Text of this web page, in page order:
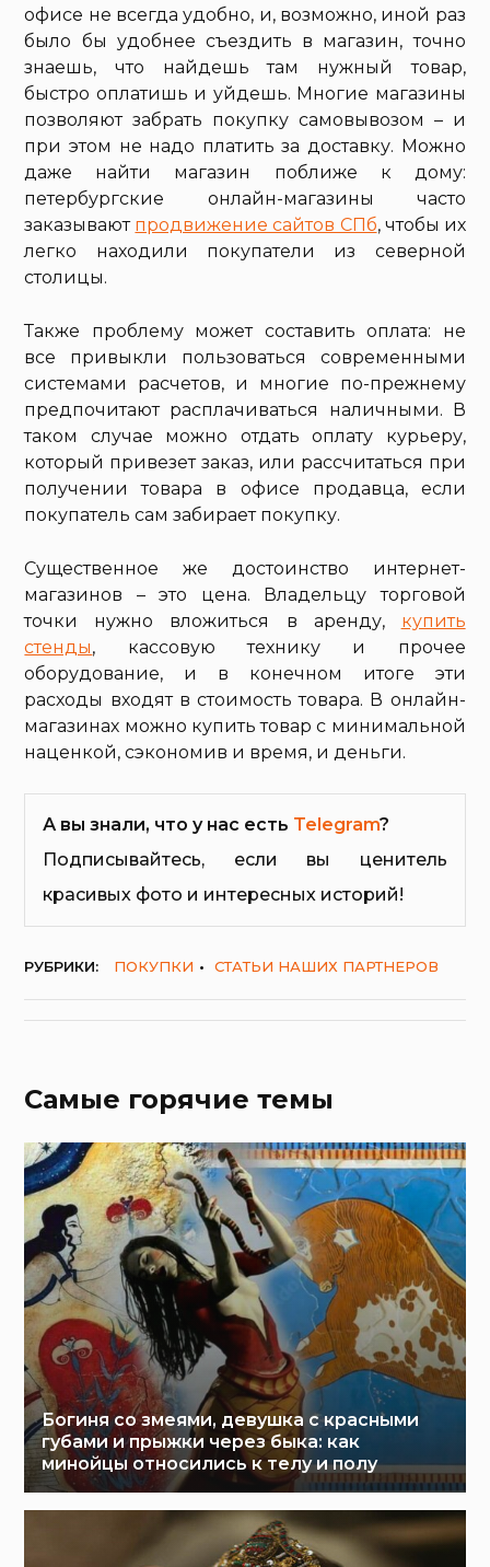
офисе не всегда удобно, и, возможно, иной раз
было бы удобнее съездить в магазин, точно
знаешь, что найдешь там нужный товар,
быстро оплатишь и уйдешь. Многие магазины
позволяют забрать покупку самовывозом – и
при этом не надо платить за доставку. Можно
даже найти магазин поближе к дому:
петербургские онлайн-магазины часто
заказывают продвижение сайтов СПб, чтобы их
легко находили покупатели из северной
столицы.
Также проблему может составить оплата: не
все привыкли пользоваться современными
системами расчетов, и многие по-прежнему
предпочитают расплачиваться наличными. В
таком случае можно отдать оплату курьеру,
который привезет заказ, или рассчитаться при
получении товара в офисе продавца, если
покупатель сам забирает покупку.
Существенное же достоинство интернет-
магазинов – это цена. Владельцу торговой
точки нужно вложиться в аренду, купить
стенды, кассовую технику и прочее
оборудование, и в конечном итоге эти
расходы входят в стоимость товара. В онлайн-
магазинах можно купить товар с минимальной
наценкой, сэкономив и время, и деньги.
А вы знали, что у нас есть Telegram?
Подписывайтесь, если вы ценитель
красивых фото и интересных историй!
РУБРИКИ: ПОКУПКИ СТАТЬИ НАШИХ ПАРТНЕРОВ
Самые горячие темы
Богиня со змеями, девушка с красными
губами и прыжки через быка: как
минойцы относились к телу и полу